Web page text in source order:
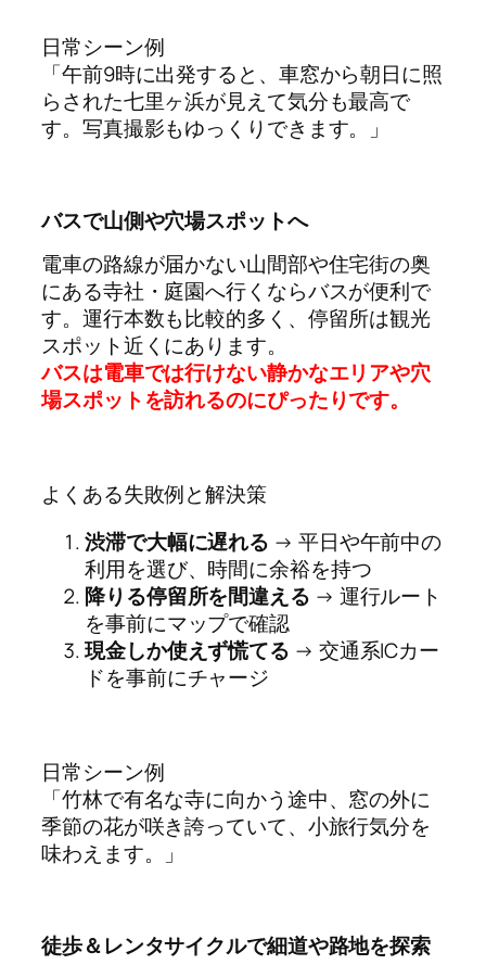
日常シーン例
「午前9時に出発すると、車窓から朝日に照
らされた七里ヶ浜が見えて気分も最高で
す。写真撮影もゆっくりできます。」
バスで山側や穴場スポットへ
電車の路線が届かない山間部や住宅街の奥
にある寺社・庭園へ行くならバスが便利で
す。運行本数も比較的多く、停留所は観光
スポット近くにあります。
バスは電車では行けない静かなエリアや穴
場スポットを訪れるのにぴったりです。
よくある失敗例と解決策
渋滞で大幅に遅れる → 平日や午前中の
利用を選び、時間に余裕を持つ
降りる停留所を間違える → 運行ルート
を事前にマップで確認
現金しか使えず慌てる → 交通系ICカー
ドを事前にチャージ
日常シーン例
「竹林で有名な寺に向かう途中、窓の外に
季節の花が咲き誇っていて、小旅行気分を
味わえます。」
徒歩＆レンタサイクルで細道や路地を探索